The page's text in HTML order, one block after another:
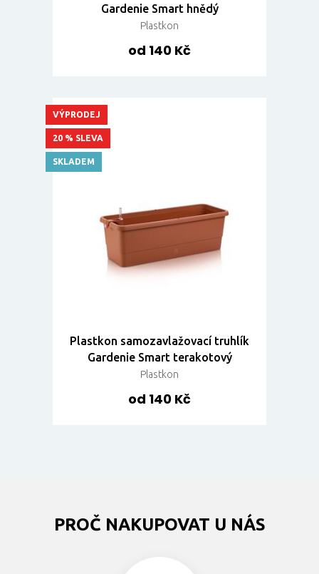
Gardenie Smart hnědý
Plastkon
od 140 Kč
Plastkon samozavlažovací truhlík
Gardenie Smart terakotový
Plastkon
od 140 Kč
VÝPRODEJ
20 % SLEVA
SKLADEM
PROČ NAKUPOVAT U NÁS